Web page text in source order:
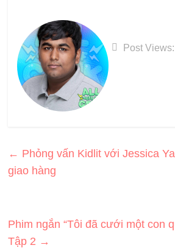
Post Views:
← Phỏng vấn Kidlit với Jessica
giao hàng
Phim ngắn “Tôi đã cưới một con
Tập 2 →